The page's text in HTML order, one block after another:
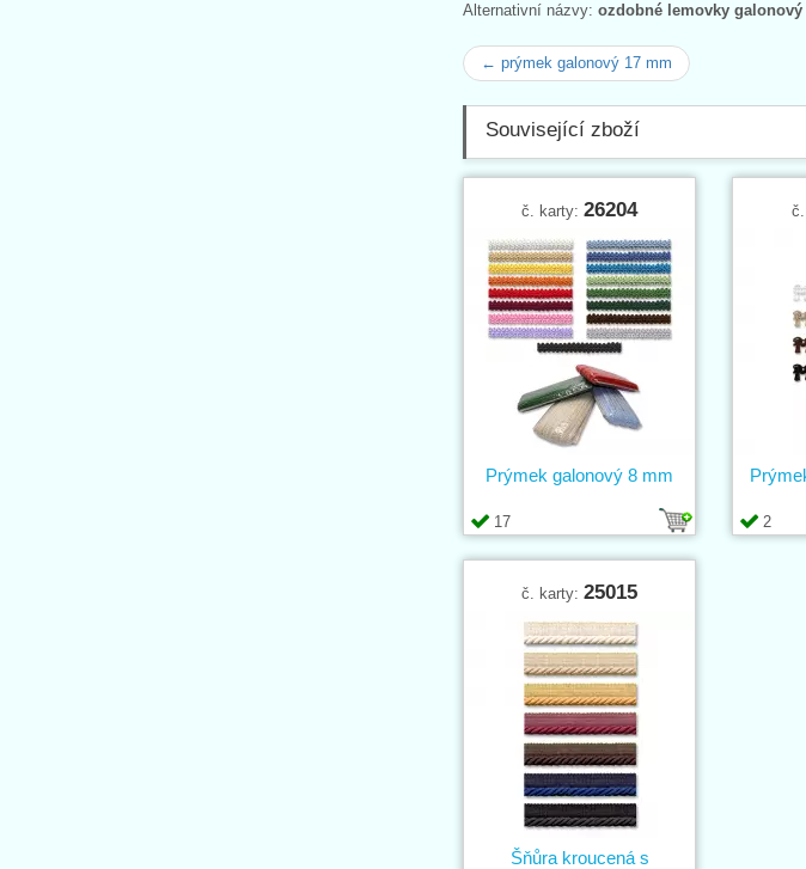
Alternativní názvy: ozdobné lemovky galonový
← prýmek galonový 17 mm
Související zboží
č. karty: 26204
17
Prýmek galonový 8 mm
2
č. karty: 25015
Šňůra kroucená s